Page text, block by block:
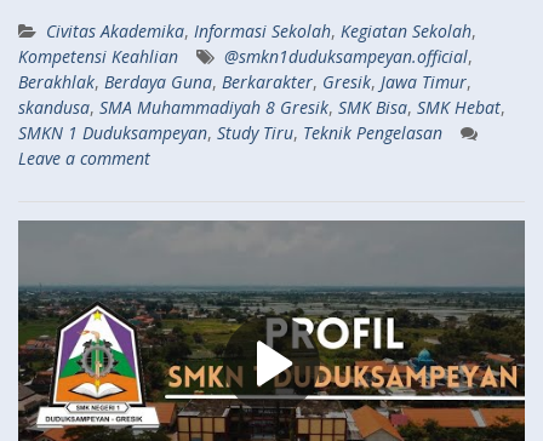
Civitas Akademika, Informasi Sekolah, Kegiatan Sekolah,
Kompetensi Keahlian
@smkn1duduksampeyan.official,
Berakhlak, Berdaya Guna, Berkarakter, Gresik, Jawa Timur,
skandusa, SMA Muhammadiyah 8 Gresik, SMK Bisa, SMK Hebat,
SMKN 1 Duduksampeyan, Study Tiru, Teknik Pengelasan
Leave a comment